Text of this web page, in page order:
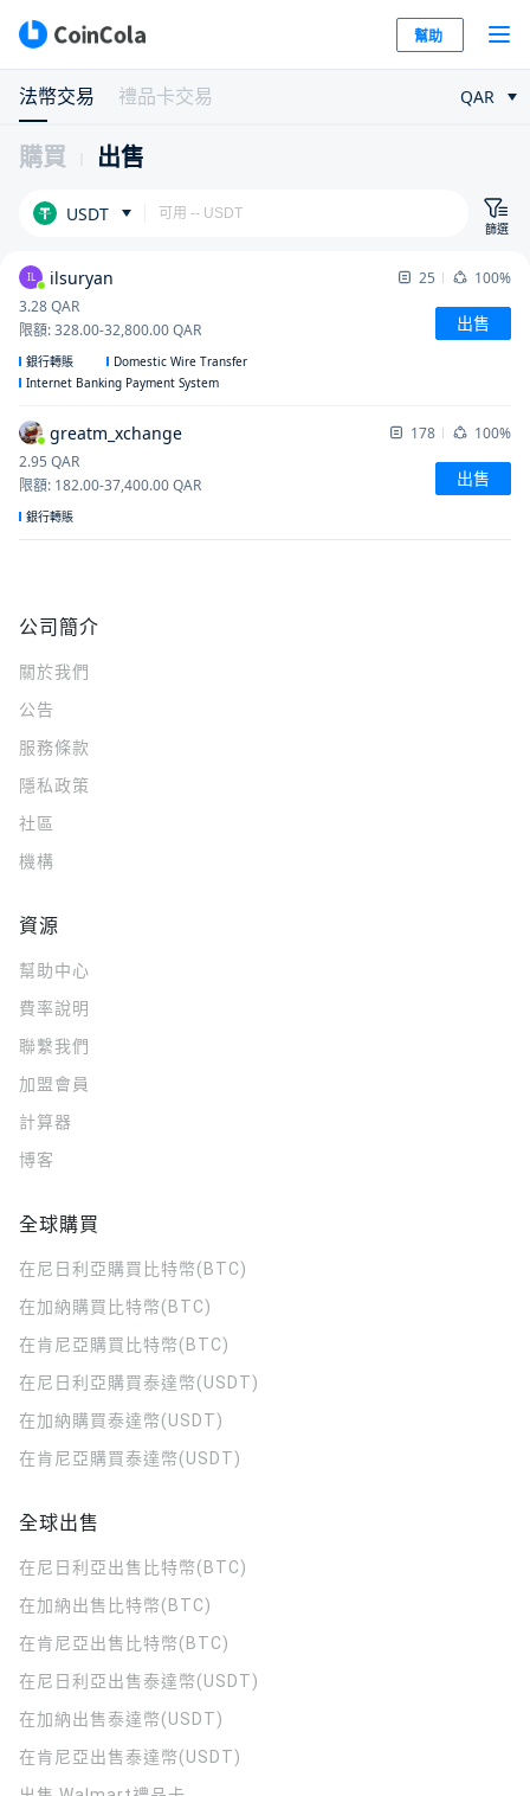
幫助
法幣交易 禮品卡交易 QAR
購買 出售
USDT
篩選
IL ilsuryan 25
100%
3.28QAR
限額:328.00-32,800.00QAR 出售
銀行轉賬
Domestic Wire Transfer
Internet Banking Payment System
greatm_xchange 178
100%
2.95 QAR
限額: 182.00-37,400.00QAR 出售
銀行轉賬
公司簡介
關於我們
公告
服務條款
隱私政策
社區
機構
資源
幫助中心
費率說明
聯繫我們
加盟會員
計算器
博客
全球購買
在尼日利亞購買比特幣(BTC)
在加納購買比特幣(BTC)
在肯尼亞購買比特幣(BTC)
在尼日利亞購買泰達幣(USDT)
在加納購買泰達幣(USDT)
在肯尼亞購買泰達幣(USDT)
全球出售
在尼日利亞出售比特幣(BTC)
在加納出售比特幣(BTC)
在肯尼亞出售比特幣(BTC)
在尼日利亞出售泰達幣(USDT)
在加納出售泰達幣(USDT)
在肯尼亞出售泰達幣(USDT)